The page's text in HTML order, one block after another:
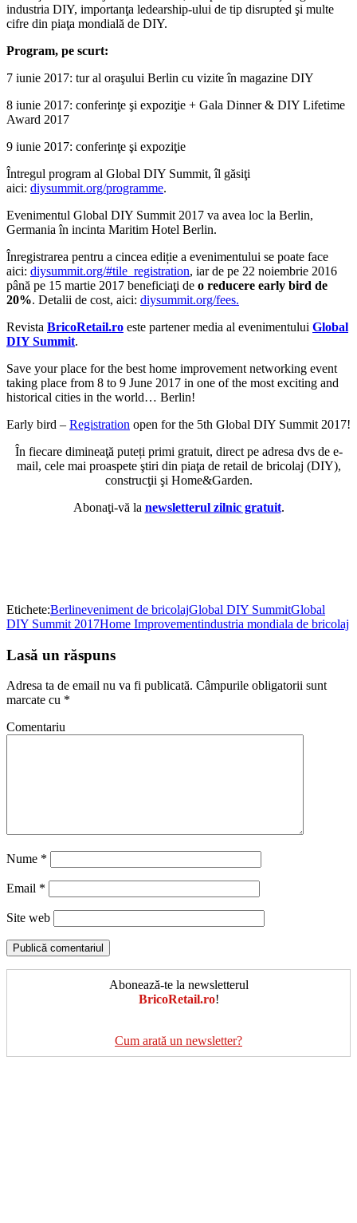
industria DIY, importanţa ledearship-ului de tip disrupted şi multe
cifre din piaţa mondială de DIY.
Program, pe scurt:
7 iunie 2017: tur al oraşului Berlin cu vizite în magazine DIY
8 iunie 2017: conferinţe şi expoziţie + Gala Dinner & DIY Lifetime
Award 2017
9 iunie 2017: conferinţe şi expoziţie
Întregul program al Global DIY Summit, îl găsiţi
aici: diysummit.org/programme.
Evenimentul Global DIY Summit 2017 va avea loc la Berlin,
Germania în incinta Maritim Hotel Berlin.
Înregistrarea pentru a cincea ediție a evenimentului se poate face
aici: diysummit.org/#tile_registration, iar de pe 22 noiembrie 2016
până pe 15 martie 2017 beneficiaţi de o reducere early bird de
20%. Detalii de cost, aici: diysummit.org/fees.
Revista BricoRetail.ro este partener media al evenimentului Global
DIY Summit.
Save your place for the best home improvement networking event
taking place from 8 to 9 June 2017 in one of the most exciting and
historical cities in the world… Berlin!
Early bird – Registration open for the 5th Global DIY Summit 2017!
În fiecare dimineaţă puteți primi gratuit, direct pe adresa dvs de e-
mail, cele mai proaspete ştiri din piaţa de retail de bricolaj (DIY),
construcţii şi Home&Garden.
Abonaţi-vă la newsletterul zilnic gratuit.
Etichete:Berlineveniment de bricolajGlobal DIY SummitGlobal
DIY Summit 2017Home Improvementindustria mondiala de bricolaj
Lasă un răspuns
Adresa ta de email nu va fi publicată. Câmpurile obligatorii sunt
marcate cu *
Comentariu
Nume *
Email *
Site web
Abonează-te la newsletterul
BricoRetail.ro!
Cum arată un newsletter?